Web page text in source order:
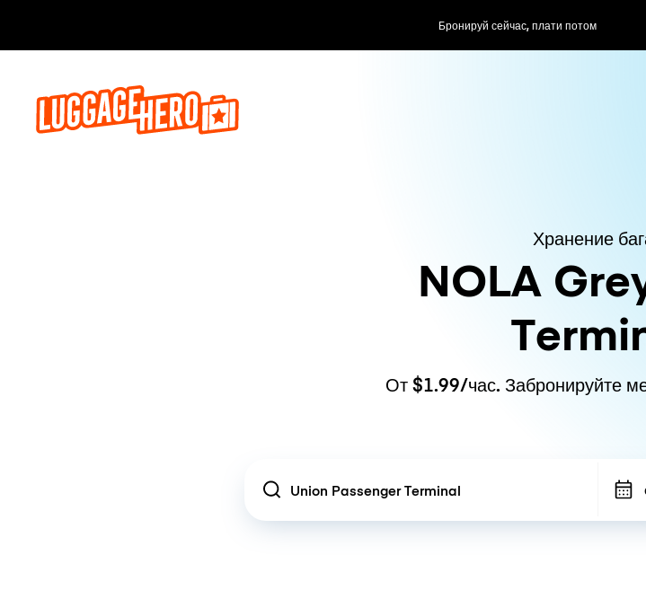
Бронируй сейчас, плати потом Бесплатная
Хранение
NOLA
От $1.99/час. Забронируйте
Location